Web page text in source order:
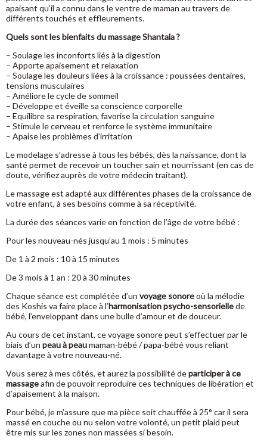
apaisant qu’il a connu dans le ventre de maman au travers de
différents touchés et effleurements.
Quels sont les bienfaits du massage Shantala ?
– Soulage les inconforts liés à la digestion
– Apporte apaisement et relaxation
– Soulage les douleurs liées à la croissance : poussées dentaires,
tensions musculaires
– Améliore le cycle de sommeil
– Développe et éveille sa conscience corporelle
– Equilibre sa respiration, favorise la circulation sanguine
– Stimule le cerveau et renforce le système immunitaire
– Apaise les problèmes d’irritation
Le modelage s’adresse à tous les bébés, dès la naissance, dont la
santé permet de recevoir un toucher sain et nourrissant (en cas de
doute, vérifiez auprès de votre médecin traitant).
Le massage est adapté aux différentes phases de la croissance de
votre enfant, à ses besoins comme à sa réceptivité.
La durée des séances varie en fonction de l’âge de votre bébé :
Pour les nouveau-nés jusqu’au 1 mois : 5 minutes
De 1 à 2 mois : 10 à 15 minutes
De 3 mois à 1 an : 20 à 30 minutes
Chaque séance est complétée d’un voyage sonoreoù la mélodie
des Koshis va faire place à l’harmonisation psycho-sensoriellede
bébé, l’enveloppant dans une bulle d’amour et de douceur.
Au cours de cet instant, ce voyage sonore peut s’effectuer par le
biais d’un peau à peaumaman-bébé / papa-bébé vous reliant
davantage à votre nouveau-né.
Vous serez à mes côtés, et aurez la possibilité departiciper à ce
massageafin de pouvoir reproduire ces techniques de libération et
d’apaisement à la maison.
Pour bébé, je m’assure que ma pièce soit chauffée à 25° car il sera
massé en couche ou nu selon votre volonté, un petit plaid peut
être mis sur les zones non massées si besoin.